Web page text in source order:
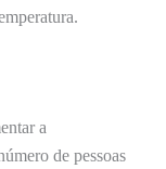
a
de pessoas